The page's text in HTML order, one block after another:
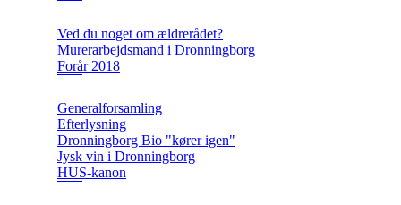
Ved du noget om ældrerådet?
Murerarbejdsmand i Dronningborg
Forår 2018
Generalforsamling
Efterlysning
Dronningborg Bio "kører igen"
Jysk vin i Dronningborg
HUS-kanon